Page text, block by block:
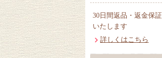
30日間返品・返金保証
いたします
詳しくはこちら